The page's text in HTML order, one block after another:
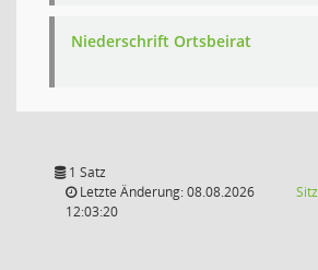
Niederschrift Ortsbeirat
1 Satz
Letzte Änderung: 08.08.2026
12:03:20